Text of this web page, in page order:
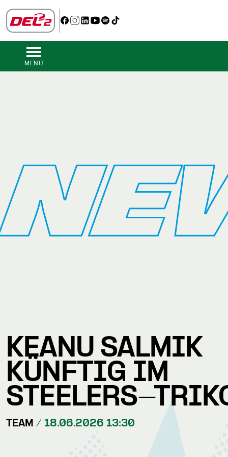
MENÜ
KEANU SALMIK
KÜNFTIG IM
STEELERS-
TEAM / 18.06.2026 13:30